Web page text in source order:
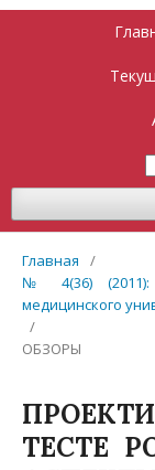
Главная /
№ 4(36) (2011):
медицинского
/
ОБЗОРЫ
ТЕСТЕ